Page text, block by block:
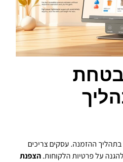
ההזמנה. עסקים צריכים
על פרטיות הלקוחות.הצפנת